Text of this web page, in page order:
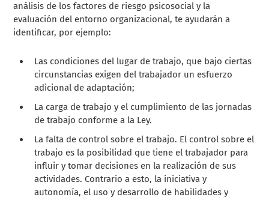
análisis de los factores de riesgo psicosocial y la
evaluación del entorno organizacional, te ayudarán a
identificar, por ejemplo:
Las condiciones del lugar de trabajo, que bajo ciertas
circunstancias exigen del trabajador un esfuerzo
adicional de adaptación;
La carga de trabajo y el cumplimiento de las jornadas
de trabajo conforme a la Ley.
La falta de control sobre el trabajo. El control sobre el
trabajo es la posibilidad que tiene el trabajador para
influir y tomar decisiones en la realización de sus
actividades. Contrario a esto, la iniciativa y
autonomía, el uso y desarrollo de habilidades y